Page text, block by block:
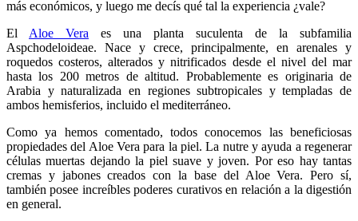
más económicos, y luego me decís qué tal la experiencia ¿vale?
El Aloe Vera es una planta suculenta de la subfamilia
Aspchodeloideae. Nace y crece, principalmente, en arenales y
roquedos costeros, alterados y nitrificados desde el nivel del mar
hasta los 200 metros de altitud. Probablemente es originaria de
Arabia y naturalizada en regiones subtropicales y templadas de
ambos hemisferios, incluido el mediterráneo.
Como ya hemos comentado, todos conocemos las beneficiosas
propiedades del Aloe Vera para la piel. La nutre y ayuda a regenerar
células muertas dejando la piel suave y joven. Por eso hay tantas
cremas y jabones creados con la base del Aloe Vera. Pero sí,
también posee increíbles poderes curativos en relación a la digestión
en general.